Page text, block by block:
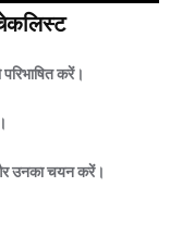
करें।
और उनका चयन करें।